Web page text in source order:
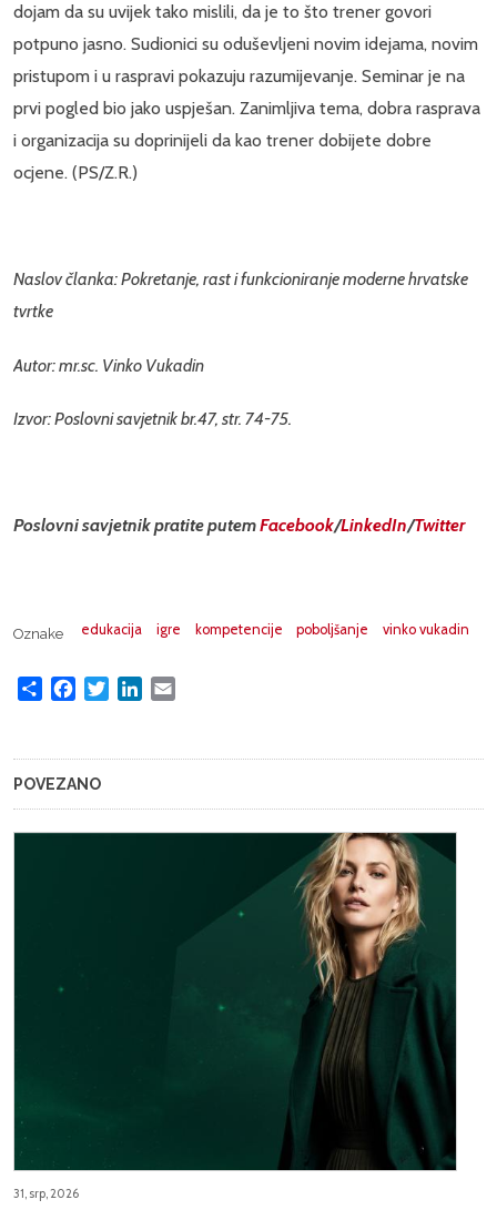
dojam da su uvijek tako mislili, da je to što trener govori
potpuno jasno. Sudionici su oduševljeni novim idejama, novim
pristupom i u raspravi pokazuju razumijevanje. Seminar je na
prvi pogled bio jako uspješan. Zanimljiva tema, dobra rasprava
i organizacija su doprinijeli da kao trener dobijete dobre
ocjene. (PS/Z.R.)
Naslov članka: Pokretanje, rast i funkcioniranje moderne hrvatske
tvrtke
Autor: mr.sc. Vinko Vukadin
Izvor: Poslovni savjetnik br.47, str. 74-75.
Poslovni savjetnik pratite putemFacebook/LinkedIn/Twitter
Oznake edukacija igre kompetencije poboljšanje vinko vukadin
Share FacebookTwitterLinkedIn
POVEZANO
31, srp, 2026